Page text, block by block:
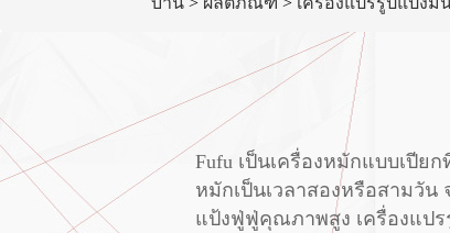
Fufu เป็นเครื่องหมักแบบเปี
หมักเป็นเวลาสองหรือสามวั
แป้งฟู่ฟู่คุณภาพสูง เครื่องแป